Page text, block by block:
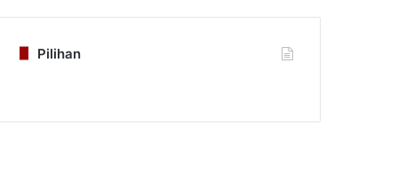
Pertamina Patra Niaga Kilang Plaju Tingkatkan Kolaborasi Bersama Kanwil Kemenkum Sumsel Perlombaan Peringatan HUT RI ke-81 Tahun 2026,Resmi di Buka Oleh Bupati OKUS
Pilihan